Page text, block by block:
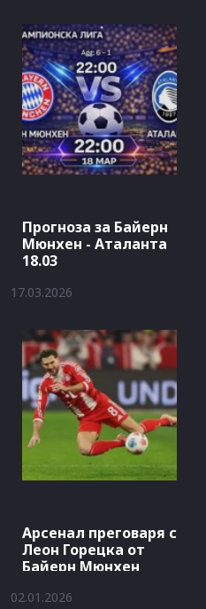
Прогноза за Байерн
Мюнхен - Аталанта
18.03
17.03.2026
Арсенал преговаря с
Леон Горецка от
Байерн Мюнхен
02.01.2026